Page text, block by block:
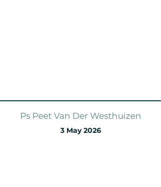
Ps Peet Van Der Westhuizen
3 May 2026